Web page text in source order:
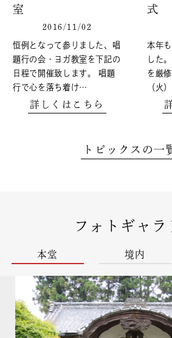
室
2016/11/02
恒例となって参りました、唱
題行の会・ヨガ教室を下記の
日程で開催致します。 唱題
行で心を落ち着け…
詳しくはこちら
式
本年
した
を厳
（火
トピックスの一
フォトギャラ
本堂 境内